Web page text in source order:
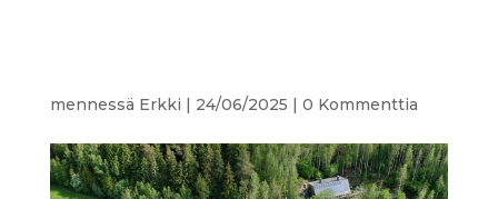
mennessä Erkki | 24/06/2025 | 0 Kommenttia